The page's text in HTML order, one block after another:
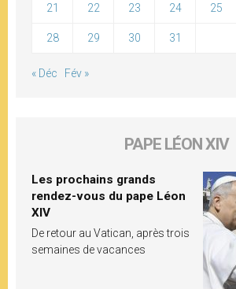
21 22 23 24 25
28 29 30 31
« Déc Fév »
PAPE LÉON XIV
Les prochains grands
rendez-vous du pape Léon
XIV
De retour au Vatican, après trois
semaines de vacances